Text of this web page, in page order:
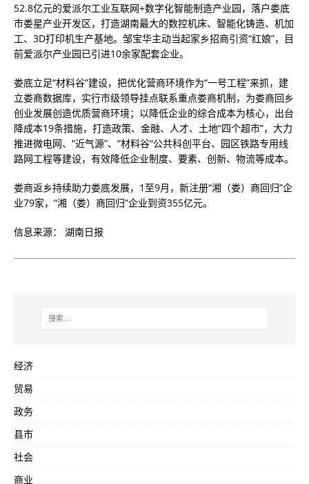
52.8亿元的爱派尔工业互联网+数字化智能制造产业园，落户娄底
市娄星产业开发区，打造湖南最大的数控机床、智能化铸造、机加
工、3D打印机生产基地。邹宝华主动当起家乡招商引资“红娘”，目
前爱派尔产业园已引进10余家配套企业。
娄底立足“材料谷”建设，把优化营商环境作为“一号工程”来抓，建
立娄商数据库，实行市级领导挂点联系重点娄商机制，为娄商回乡
创业发展创造优质营商环境；以降低企业的综合成本为核心，出台
降成本19条措施，打造政策、金融、人才、土地“四个超市”，大力
推进微电网、“近气源”、“材料谷”公共科创平台、园区铁路专用线
路网工程等建设，有效降低企业制度、要素、创新、物流等成本。
娄商返乡持续助力娄底发展，1至9月，新注册“湘（娄）商回归”企
业79家，“湘（娄）商回归”企业到资355亿元。
信息来源： 湖南日报
经济
贸易
政务
县市
社会
商业